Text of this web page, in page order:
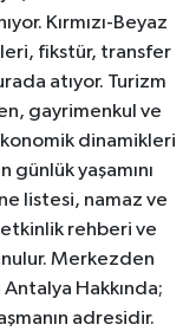
Kırmızı-Beyaz
fikstür, transfer
atıyor. Turizm
gayrimenkul ve
dinamikleri
günlük yaşamını
listesi, namaz ve
rehberi ve
Merkezden
Hakkında;
adresidir.